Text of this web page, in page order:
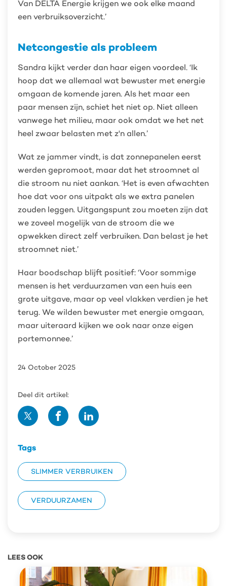
Van DELTA Energie krijgen we ook elke maand
een verbruiksoverzicht.’
Netcongestie als probleem
Sandra kijkt verder dan haar eigen voordeel. ‘Ik
hoop dat we allemaal wat bewuster met energie
omgaan de komende jaren. Als het maar een
paar mensen zijn, schiet het niet op. Niet alleen
vanwege het milieu, maar ook omdat we het net
heel zwaar belasten met z'n allen.’
Wat ze jammer vindt, is dat zonnepanelen eerst
werden gepromoot, maar dat het stroomnet al
die stroom nu niet aankan. ‘Het is even afwachten
hoe dat voor ons uitpakt als we extra panelen
zouden leggen. Uitgangspunt zou moeten zijn dat
we zoveel mogelijk van de stroom die we
opwekken direct zelf verbruiken. Dan belast je het
stroomnet niet.’
Haar boodschap blijft positief: ‘Voor sommige
mensen is het verduurzamen van een huis een
grote uitgave, maar op veel vlakken verdien je het
terug. We wilden bewuster met energie omgaan,
maar uiteraard kijken we ook naar onze eigen
portemonnee.’
24 October 2025
Deel dit artikel:
Deel
op
Deel
op
Deel
op
Tags
SLIMMER VERBRUIKEN
VERDUURZAMEN
LEES OOK